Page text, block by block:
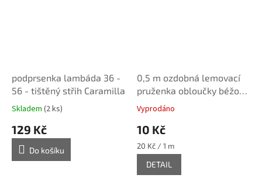
podprsenka lambáda 36 -
56 - tištěný střih Caramilla
Skladem (2 ks)
129 Kč
Do košíku
0,5 m ozdobná lemovací
pruženka obloučky béžová
10 mm
Vyprodáno
10 Kč
Měrná
cena:
20 Kč / 1 m
DETAIL